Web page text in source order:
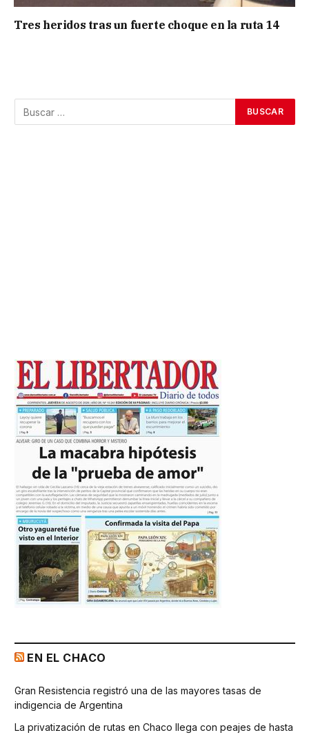
Tres heridos tras un fuerte choque en la ruta 14
EN EL CHACO
Gran Resistencia registró una de las mayores tasas de
indigencia de Argentina
La privatización de rutas en Chaco llega con peajes de hasta